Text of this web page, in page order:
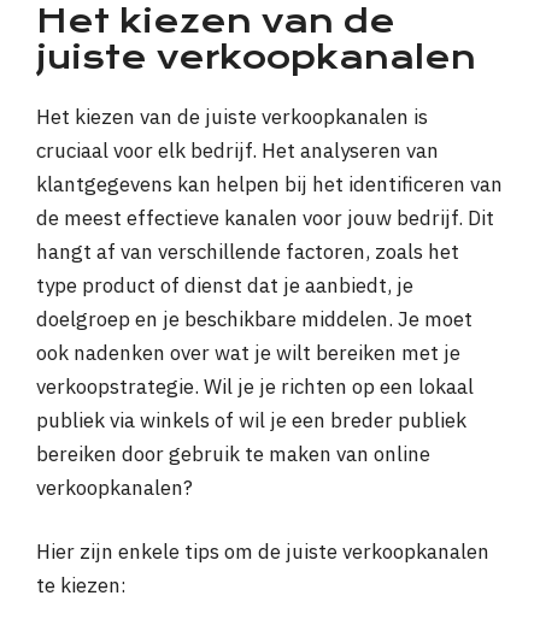
Het kiezen van de
juiste verkoopkanalen
Het kiezen van de juiste verkoopkanalen is
cruciaal voor elk bedrijf. Het analyseren van
klantgegevens kan helpen bij het identificeren van
de meest effectieve kanalen voor jouw bedrijf. Dit
hangt af van verschillende factoren, zoals het
type product of dienst dat je aanbiedt, je
doelgroep en je beschikbare middelen. Je moet
ook nadenken over wat je wilt bereiken met je
verkoopstrategie. Wil je je richten op een lokaal
publiek via winkels of wil je een breder publiek
bereiken door gebruik te maken van online
verkoopkanalen?
Hier zijn enkele tips om de juiste verkoopkanalen
te kiezen: